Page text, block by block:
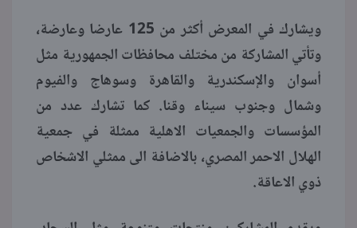
ويشارك في المعرض أكثر من 125 عارضا وعارضة،
وتأتي المشاركة من مختلف محافظات الجمهورية مثل
أسوان والإسكندرية والقاهرة وسوهاج والفيوم
وشمال وجنوب سيناء وقنا. كما تشارك عدد من
المؤسسات والجمعيات الاهلية ممثلة في جمعية
الهلال الاحمر المصري، بالاضافة الى ممثلي الاشخاص
ذوي الاعاقة.